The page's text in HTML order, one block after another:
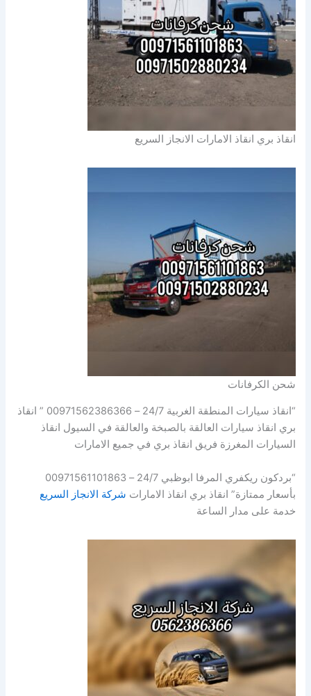
انقاذ بري انقاذ الامارات الانجاز السريع
شحن الكرفانات
“انقاذ سيارات المنطقة الغربية 24/7 – 00971562386366 ” انقاذ
بري انقاذ سيارات العالقة بالصبخة والعالقة في السيول انقاذ
السيارات المغرزة فريق انقاذ بري في جميع الامارات
“بردكون ريكفري المرفا ابوظبي 24/7 – 00971561101863
بأسعار ممتازة” انقاذ بري انقاذ الامارات شركة الانجاز السريع
خدمة على مدار الساعة